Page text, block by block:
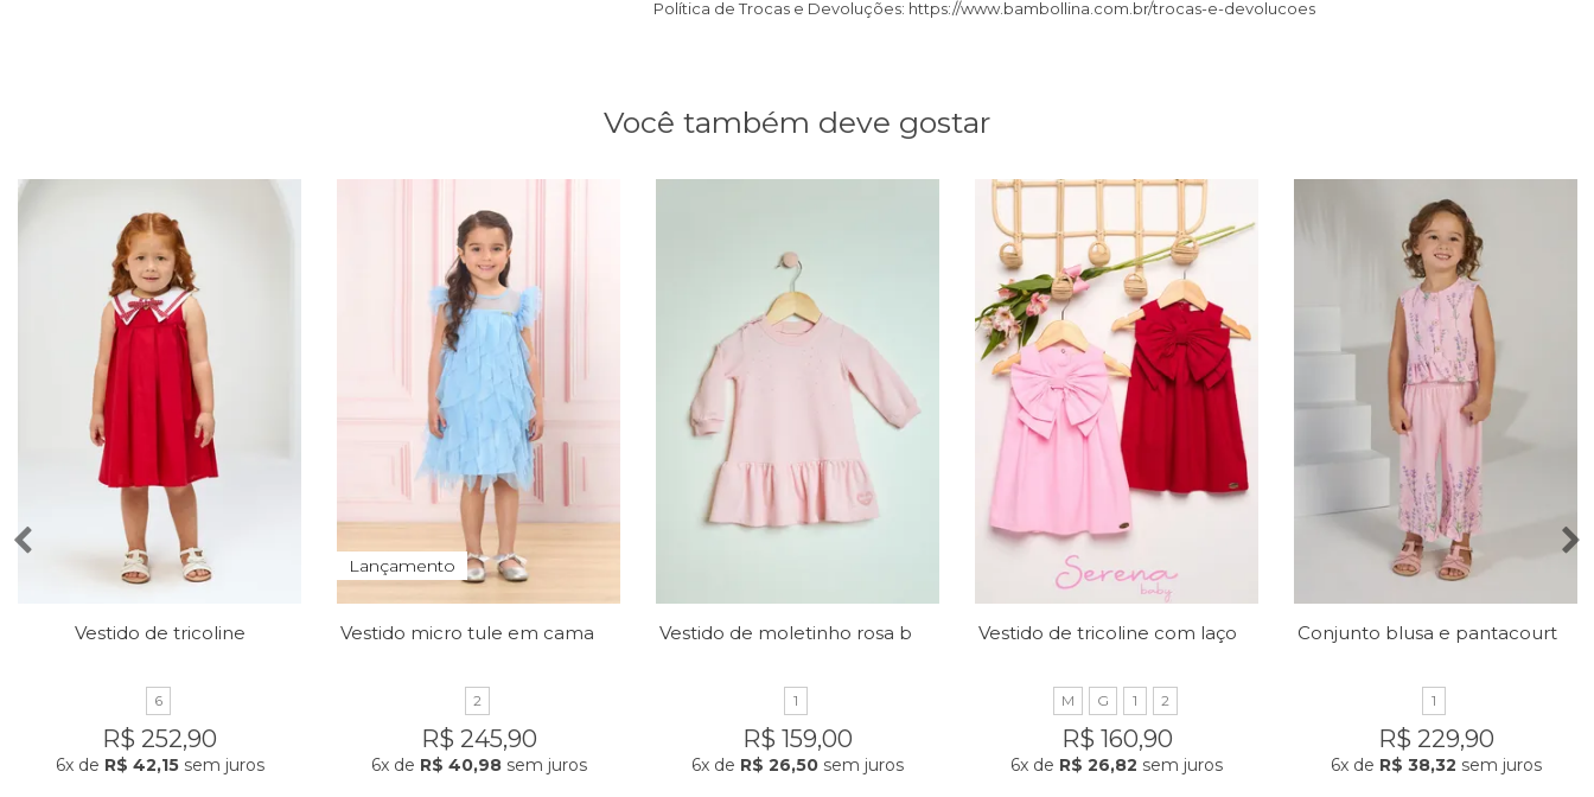
Política de Trocas e Devoluções: https://www.bambollina.com.br/trocas-e-devolucoes
Você também deve gostar
Vestido de tricoline
6
R$ 252,90
6xde R$ 42,15sem juros
Lançamento
2
R$ 245,90
6xde R$ 40,98sem juros
1
R$ 159,00
6x de R$ 26,50 sem juros
M G 1 2
R$ 160,90
6x de R$ 26,82 sem juros
1
R$ 229,90
6xde R$ 38,32 sem juros